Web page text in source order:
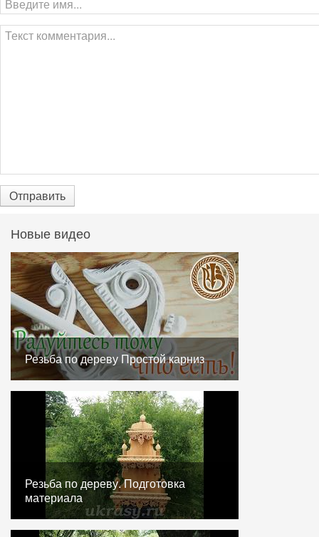
Отправить
Новые видео
Резьба по дереву Простой карниз
Резьба по дереву. Подготовка
материала